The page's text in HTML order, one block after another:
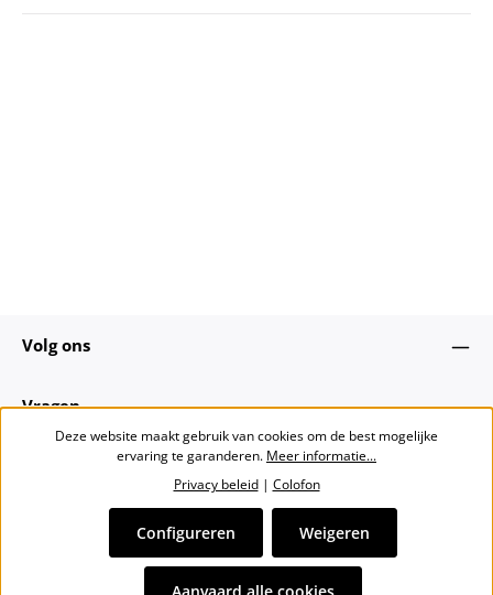
Volg ons
Vragen
Alle prijzen incl. btw plusverzendkosten
Deze website maakt gebruik van cookies om de best mogelijke
ervaring te garanderen. Meer informatie...
Privacy beleid| Colofon
Weigeren
Configureren